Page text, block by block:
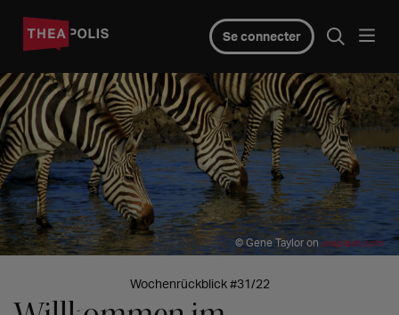
Se connecter
© Gene Taylor on unsplash.com
Wochenrückblick #31/22